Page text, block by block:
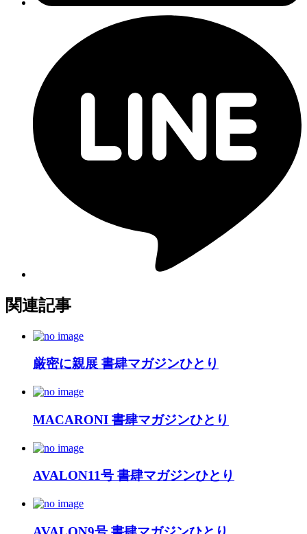
関連記事
厳密に親展 書肆マガジンひとり
MACARONI 書肆マガジンひとり
AVALON11号 書肆マガジンひとり